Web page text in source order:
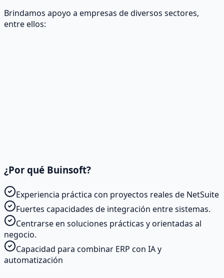
Brindamos apoyo a empresas de diversos sectores,
entre ellos:
¿Por qué Buinsoft?
Experiencia práctica con proyectos reales de NetSuite
Fuertes capacidades de integración entre sistemas.
Centrarse en soluciones prácticas y orientadas al
negocio.
Capacidad para combinar ERP con IA y
automatización